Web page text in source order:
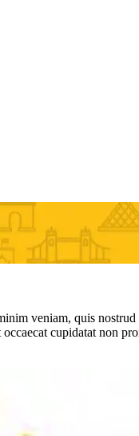
veniam, quis
cupidatat non